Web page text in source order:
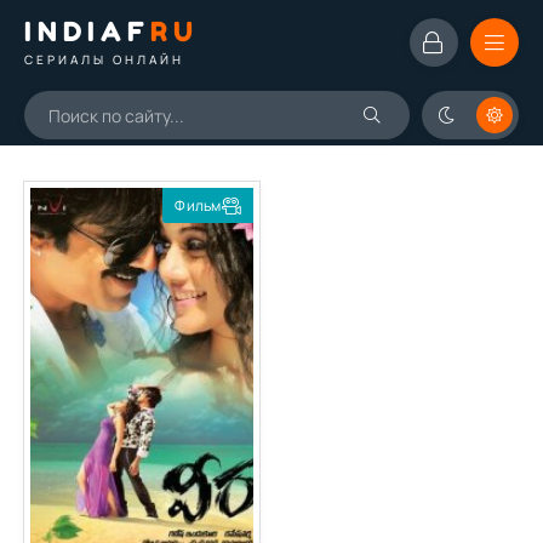
INDIAFRU
СЕРИАЛЫ ОНЛАЙН
Фильм